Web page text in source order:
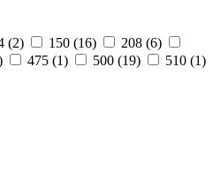
(2) 150 (16) 208 (6)
475 (1) 500 (19) 510 (1)